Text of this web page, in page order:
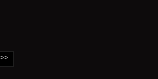
>>